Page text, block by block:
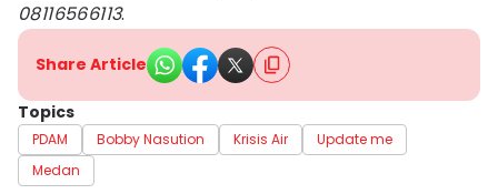
08116566113.
Share Article
Topics
PDAM Bobby Nasution Krisis Air
Update me
Medan